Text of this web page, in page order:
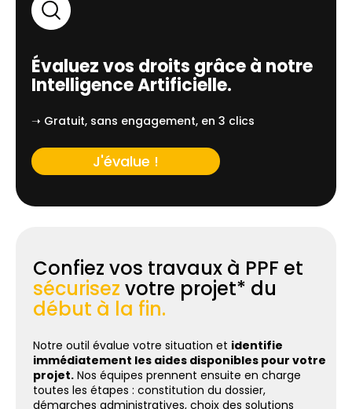
Évaluez vos droits grâce à notre
Intelligence Artificielle.
➝ Gratuit, sans engagement, en 3 clics
J'évalue !
Confiez vos travaux à PPF et
sécurisez votre projet* du
début à la fin.
Notre outil évalue votre situation et identifie
immédiatement les aides disponibles pour votre
projet. Nos équipes prennent ensuite en charge
toutes les étapes : constitution du dossier,
démarches administratives, choix des solutions